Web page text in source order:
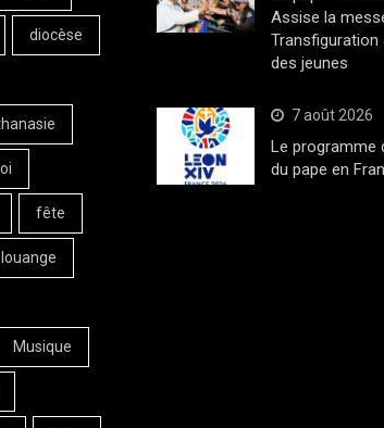
diocèse
fête
louange
Musique
Assise la
Transfiguration
des jeunes
7 août 2026
Le programme
du pape en